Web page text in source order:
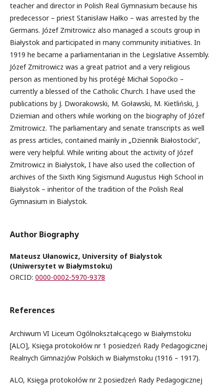
teacher and director in Polish Real Gymnasium because his
predecessor – priest Stanisław Hałko – was arrested by the
Germans. Józef Zmitrowicz also managed a scouts group in
Białystok and participated in many community initiatives. In
1919 he became a parliamentarian in the Legislative Assembly.
Józef Zmitrowicz was a great patriot and a very religious
person as mentioned by his protégé Michał Sopoćko –
currently a blessed of the Catholic Church. I have used the
publications by J. Dworakowski, M. Goławski, M. Kietliński, J.
Dziemian and others while working on the biography of Józef
Zmitrowicz. The parliamentary and senate transcripts as well
as press articles, contained mainly in „Dziennik Białostocki”,
were very helpful. While writing about the activity of Józef
Zmitrowicz in Białystok, I have also used the collection of
archives of the Sixth King Sigismund Augustus High School in
Białystok – inheritor of the tradition of the Polish Real
Gymnasium in Bialystok.
Author Biography
Mateusz Ułanowicz, University of Bialystok
(Uniwersytet w Białymstoku)
ORCID: 0000-0002-5970-9378
References
Archiwum VI Liceum Ogólnokształcącego w Białymstoku
[ALO], Księga protokołów nr 1 posiedzeń Rady Pedagogicznej
Realnych Gimnazjów Polskich w Białymstoku (1916 – 1917).
ALO, Księga protokołów nr 2 posiedzeń Rady Pedagogicznej